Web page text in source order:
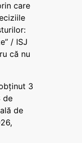
care
/ ISJ
că nu
3
de
de